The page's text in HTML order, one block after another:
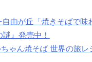
由が丘「焼きそばで味
』発売中！
ゃん焼そば 世界の旅レ